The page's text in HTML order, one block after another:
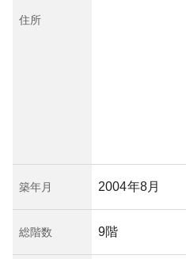
住所
築年月 2004年8月
総階数 9階